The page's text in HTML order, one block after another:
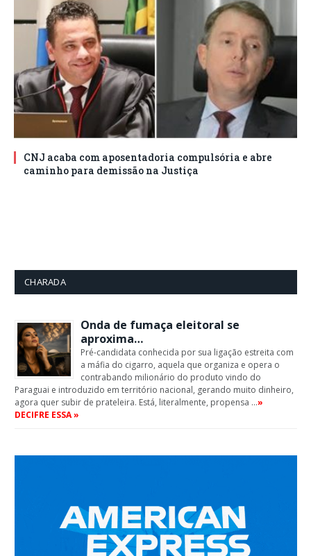
CNJ acaba com aposentadoria compulsória e abre
caminho para demissão na Justiça
CHARADA
Onda de fumaça eleitoral se
aproxima…
Pré-candidata conhecida por sua ligação estreita com
a máfia do cigarro, aquela que organiza e opera o
contrabando milionário do produto vindo do
Paraguai e introduzido em território nacional, gerando muito dinheiro,
agora quer subir de prateleira. Está, literalmente, propensa …»
DECIFRE ESSA »